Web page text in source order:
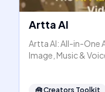
Artta AI
Artta AI: All-in-One
Image, Music &
🧰Creators Toolkit